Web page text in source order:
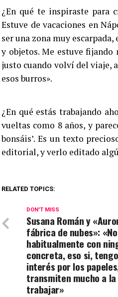
¿En qué te inspiraste para
Estuve de vacaciones en
ser una zona muy
y objetos. Me estuve fijando
justo cuando volví del viaje,
esos burros».
¿En qué estás trabajando
vueltas como 8 años, y
bonsáis’. Es un texto
editorial, y verlo editado
RELATED TOPICS:
DON'T MISS
Susana Román y
fábrica de nubes»:
habitualmente con
concreta, eso si,
interés por los
transmiten mucho a
trabajar»